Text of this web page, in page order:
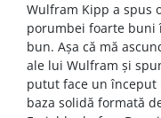
Wulfram Kipp a spus
porumbei foarte buni
bun. Așa că mă
ale lui Wulfram și
putut face un început
baza solidă formată